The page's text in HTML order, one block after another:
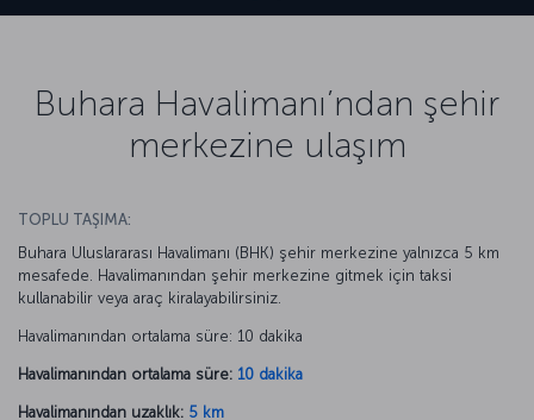
Buhara Havalimanı’ndan şehir
merkezine ulaşım
TOPLU TAŞIMA:
Buhara Uluslararası Havalimanı (BHK) şehir merkezine yalnızca 5 km
mesafede. Havalimanından şehir merkezine gitmek için taksi
kullanabilir veya araç kiralayabilirsiniz.
Havalimanından ortalama süre: 10 dakika
Havalimanından ortalama süre: 10 dakika
Havalimanından uzaklık: 5 km